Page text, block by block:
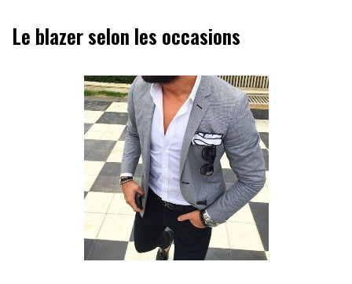
Le blazer selon les occasions